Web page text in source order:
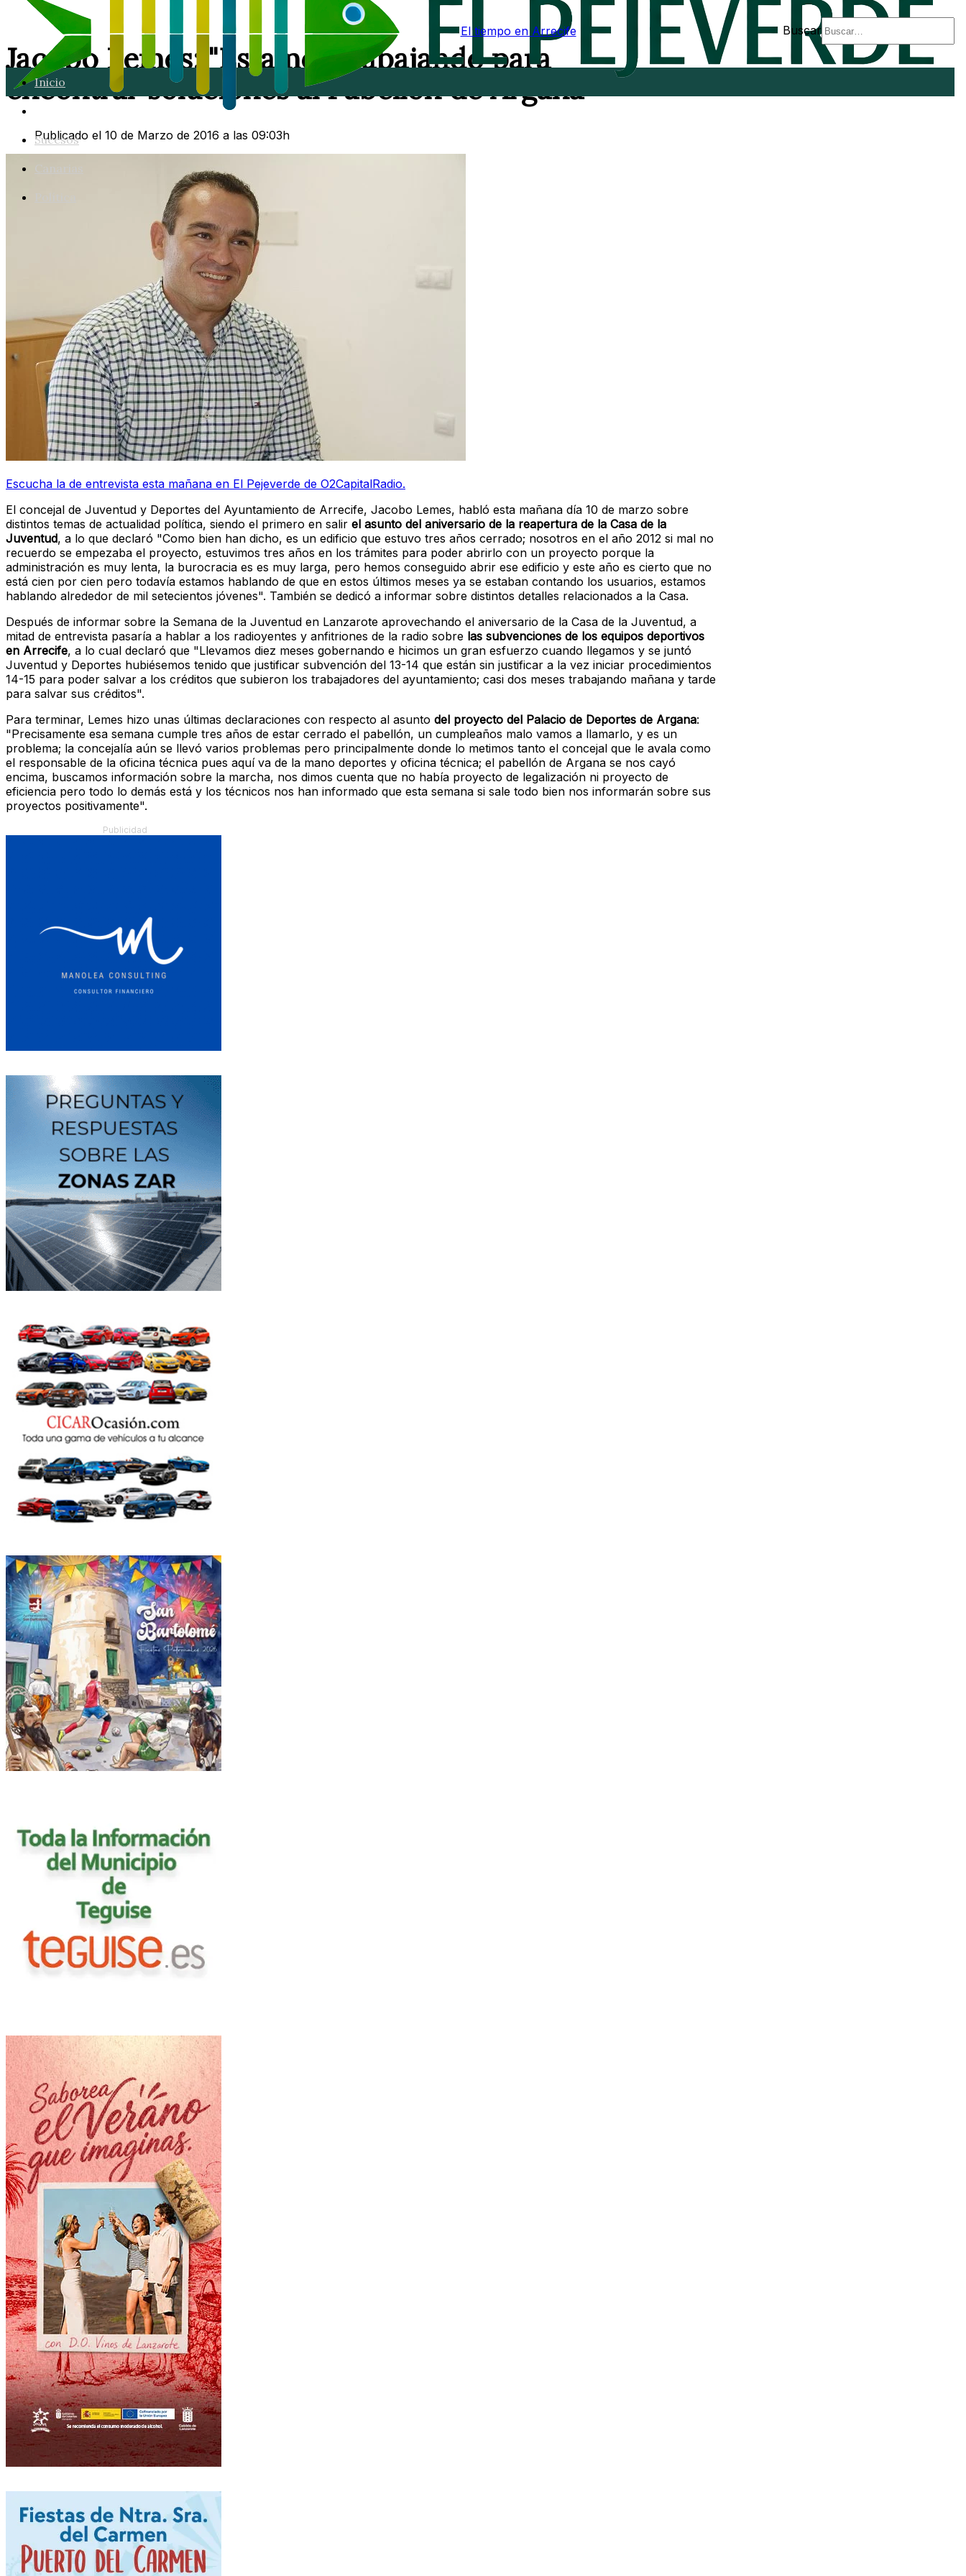
El tiempo en Arrecife Buscar
Inicio
Sucesos
Jacobo Lemes: "Estamos trabajando para
encontrar soluciones al Pabellón de Argana"
Publicado el 10 de Marzo de 2016 a las 09:03h
Escucha la de entrevista esta mañana en El Pejeverde de O2CapitalRadio.
El concejal de Juventud y Deportes del Ayuntamiento de Arrecife, Jacobo Lemes, habló esta mañana día 10 de marzo sobre
distintos temas de actualidad política, siendo el primero en salir el asunto del aniversario de la reapertura de la Casa de la
Juventud, a lo que declaró "Como bien han dicho, es un edificio que estuvo tres años cerrado; nosotros en el año 2012 si mal no
recuerdo se empezaba el proyecto, estuvimos tres años en los trámites para poder abrirlo con un proyecto porque la
administración es muy lenta, la burocracia es es muy larga, pero hemos conseguido abrir ese edificio y este año es cierto que no
está cien por cien pero todavía estamos hablando de que en estos últimos meses ya se estaban contando los usuarios, estamos
hablando alrededor de mil setecientos jóvenes". También se dedicó a informar sobre distintos detalles relacionados a la Casa.
Después de informar sobre la Semana de la Juventud en Lanzarote aprovechando el aniversario de la Casa de la Juventud, a
mitad de entrevista pasaría a hablar a los radioyentes y anfitriones de la radio sobre las subvenciones de los equipos deportivos
en Arrecife, a lo cual declaró que "Llevamos diez meses gobernando e hicimos un gran esfuerzo cuando llegamos y se juntó
Juventud y Deportes hubiésemos tenido que justificar subvención del 13-14 que están sin justificar a la vez iniciar procedimientos
14-15 para poder salvar a los créditos que subieron los trabajadores del ayuntamiento; casi dos meses trabajando mañana y tarde
para salvar sus créditos".
Para terminar, Lemes hizo unas últimas declaraciones con respecto al asunto del proyecto del Palacio de Deportes de Argana:
"Precisamente esa semana cumple tres años de estar cerrado el pabellón, un cumpleaños malo vamos a llamarlo, y es un
problema; la concejalía aún se llevó varios problemas pero principalmente donde lo metimos tanto el concejal que le avala como
el responsable de la oficina técnica pues aquí va de la mano deportes y oficina técnica; el pabellón de Argana se nos cayó
encima, buscamos información sobre la marcha, nos dimos cuenta que no había proyecto de legalización ni proyecto de
eficiencia pero todo lo demás está y los técnicos nos han informado que esta semana si sale todo bien nos informarán sobre sus
proyectos positivamente".
Publicidad